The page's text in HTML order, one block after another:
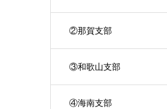
②那賀支部
③和歌山支部
④海南支部